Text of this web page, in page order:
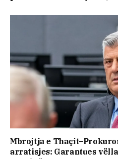
​Mbrojtja e
arratisjes: Garantues